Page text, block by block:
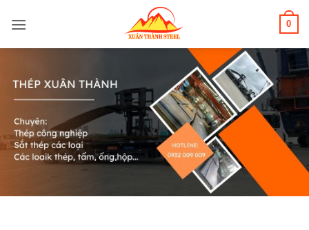
qua
0